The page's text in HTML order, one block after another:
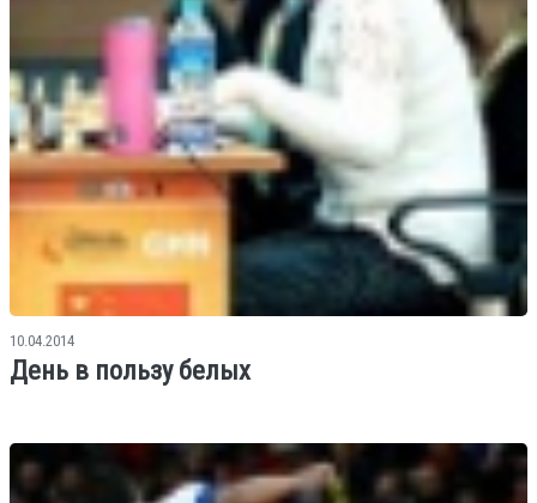
10.04.2014
День в пользу белых